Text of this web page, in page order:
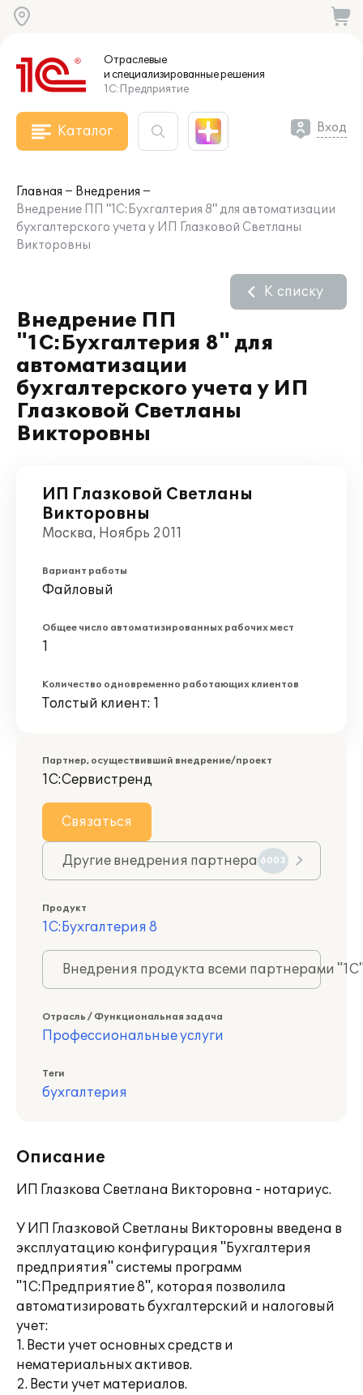
Отраслевые
и специализированныерешения
1С:Предприятие
Каталог Вход
Главная
Внедрения
Внедрение ПП "1С:Бухгалтерия 8" для автоматизации
бухгалтерского учета у ИП Глазковой Светланы
Викторовны
Внедрение ПП
"1С:Бухгалтерия 8" для
автоматизации
бухгалтерского учета у ИП
Глазковой Светланы
Викторовны
К списку
ИП Глазковой Светланы
Викторовны
Москва, Ноябрь 2011
Вариант работы
Файловый
Общее число автоматизированных рабочих мест
1
Количество одновременно работающих клиентов
Толстый клиент: 1
Партнер, осуществивший внедрение/проект
1С:Сервистренд
Связаться
Другие внедрения партнера 6003
Продукт
1С:Бухгалтерия 8
Внедрения продукта всеми партнерами
Отрасль / Функциональная задача
Профессиональные услуги
Теги
бухгалтерия
Описание
ИП Глазкова Светлана Викторовна - нотариус.
У ИП Глазковой Светланы Викторовны введена в
эксплуатацию конфигурация "Бухгалтерия
предприятия" системы программ
"1С:Предприятие 8", которая позволила
автоматизировать бухгалтерский и налоговый
учет:
1. Вести учет основных средств и
нематериальных активов.
2. Вести учет материалов.